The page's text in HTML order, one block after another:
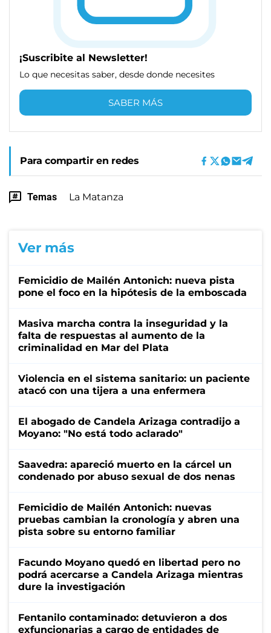
¡Suscribite al Newsletter!
Lo que necesitas saber, desde donde necesites
SABER MÁS
Para compartir en redes
Temas La Matanza
Ver más
Femicidio de Mailén Antonich: nueva pista
pone el foco en la hipótesis de la emboscada
Masiva marcha contra la inseguridad y la
falta de respuestas al aumento de la
criminalidad en Mar del Plata
Violencia en el sistema sanitario: un paciente
atacó con una tijera a una enfermera
El abogado de Candela Arizaga contradijo a
Moyano: "No está todo aclarado"
Saavedra: apareció muerto en la cárcel un
condenado por abuso sexual de dos nenas
Femicidio de Mailén Antonich: nuevas
pruebas cambian la cronología y abren una
pista sobre su entorno familiar
Facundo Moyano quedó en libertad pero no
podrá acercarse a Candela Arizaga mientras
dure la investigación
Fentanilo contaminado: detuvieron a dos
exfuncionarias a cargo de entidades de